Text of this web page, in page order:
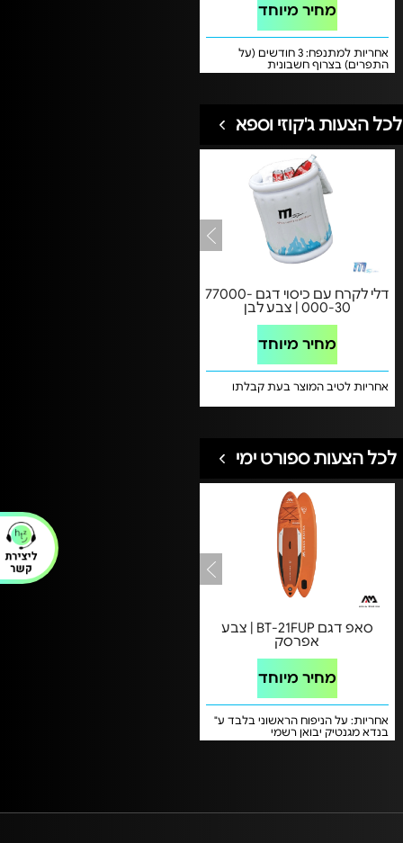
מחיר מיוחד
אחריות למתנפח: 3 חודשים (על
התפרים) בצרוף חשבונית
רכישהאחריות למפוח: 12 חודשים
לכל הצעות ג'קוזי וספא
דלי לקרח עם כיסוי דגם 77000-
000-30 | צבע לבן
מחיר מיוחד
אחריות לטיב המוצר בעת קבלתו
לכל הצעות ספורט ימי
סאפ דגם BT-21FUP | צבע
אפרסק
מחיר מיוחד
אחריות: על הניפוח הראשוני בלבד ע"
בנדא מגנטיק יבואן רשמי